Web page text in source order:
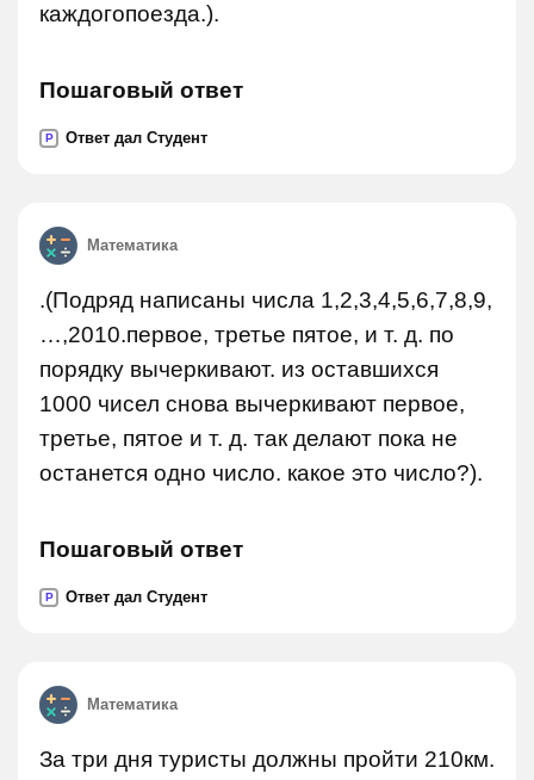
каждогопоезда.).
Пошаговый ответ
P Ответ дал Студент
Математика
.(Подряд написаны числа 1,2,3,4,5,6,7,8,9,
…,2010.первое, третье пятое, и т. д. по
порядку вычеркивают. из оставшихся
1000 чисел снова вычеркивают первое,
третье, пятое и т. д. так делают пока не
останется одно число. какое это число?).
Пошаговый ответ
P Ответ дал Студент
Математика
За три дня туристы должны пройти 210км.